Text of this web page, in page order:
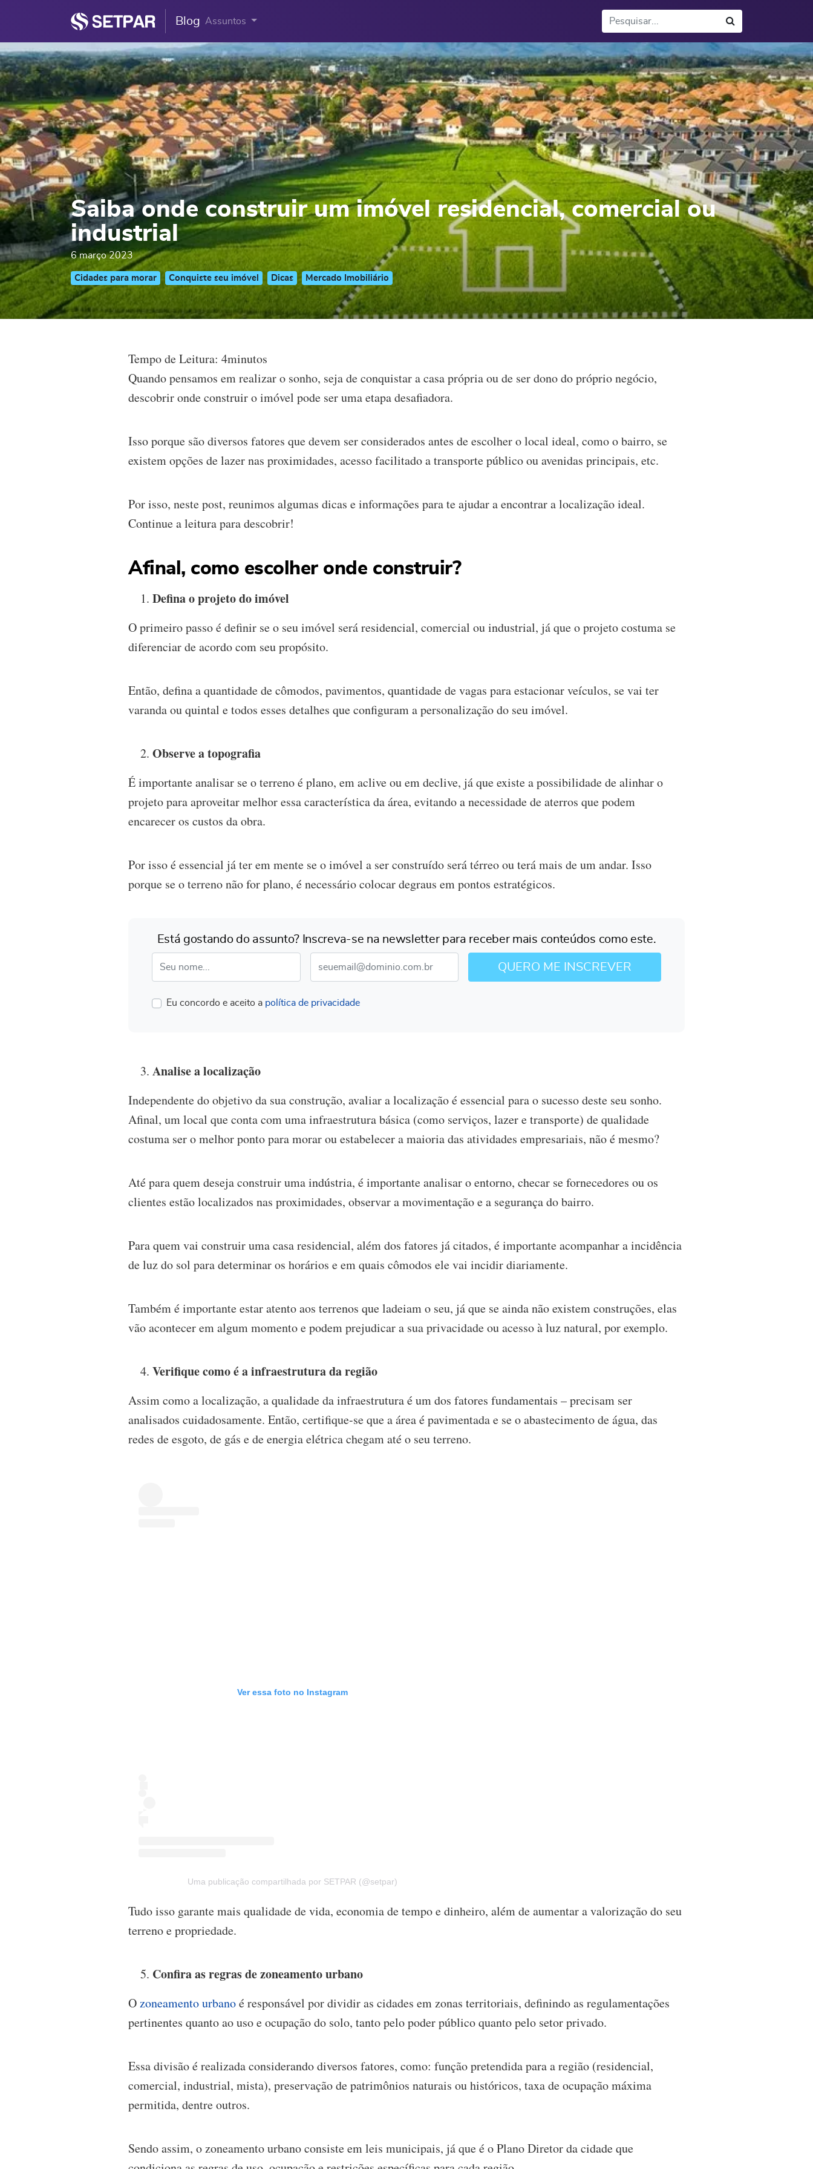
Blog Assuntos
Saiba onde construir um imóvel residencial, comercial ou
industrial
6 março 2023
Cidades para morar Conquiste seu imóvel Dicas Mercado Imobiliário
Tempo de Leitura: 4minutos
Quando pensamos em realizar o sonho, seja de conquistar a casa própria ou de ser dono do próprio negócio,
descobrir onde construir o imóvel pode ser uma etapa desafiadora.
Isso porque são diversos fatores que devem ser considerados antes de escolher o local ideal, como o bairro, se
existem opções de lazer nas proximidades, acesso facilitado a transporte público ou avenidas principais, etc.
Por isso, neste post, reunimos algumas dicas e informações para te ajudar a encontrar a localização ideal.
Continue a leitura para descobrir!
Afinal, como escolher onde construir?
Defina o projeto do imóvel
O primeiro passo é definir se o seu imóvel será residencial, comercial ou industrial, já que o projeto costuma se
diferenciar de acordo com seu propósito.
Então, defina a quantidade de cômodos, pavimentos, quantidade de vagas para estacionar veículos, se vai ter
varanda ou quintal e todos esses detalhes que configuram a personalização do seu imóvel.
Observe a topografia
É importante analisar se o terreno é plano, em aclive ou em declive, já que existe a possibilidade de alinhar o
projeto para aproveitar melhor essa característica da área, evitando a necessidade de aterros que podem
encarecer os custos da obra.
Por isso é essencial já ter em mente se o imóvel a ser construído será térreo ou terá mais de um andar. Isso
porque se o terreno não for plano, é necessário colocar degraus em pontos estratégicos.
Está gostando do assunto? Inscreva-se na newsletter para receber mais conteúdos como este.
Nome completo* QUERO ME INSCREVER
Eu concordo e aceito a política de privacidade
Analise a localização
Independente do objetivo da sua construção, avaliar a localização é essencial para o sucesso deste seu sonho.
Afinal, um local que conta com uma infraestrutura básica (como serviços, lazer e transporte) de qualidade
costuma ser o melhor ponto para morar ou estabelecer a maioria das atividades empresariais, não é mesmo?
Até para quem deseja construir uma indústria, é importante analisar o entorno, checar se fornecedores ou os
clientes estão localizados nas proximidades, observar a movimentação e a segurança do bairro.
Para quem vai construir uma casa residencial, além dos fatores já citados, é importante acompanhar a incidência
de luz do sol para determinar os horários e em quais cômodos ele vai incidir diariamente.
Também é importante estar atento aos terrenos que ladeiam o seu, já que se ainda não existem construções, elas
vão acontecer em algum momento e podem prejudicar a sua privacidade ou acesso à luz natural, por exemplo.
Verifique como é a infraestrutura da região
Assim como a localização, a qualidade da infraestrutura é um dos fatores fundamentais – precisam ser
analisados cuidadosamente. Então, certifique-se que a área é pavimentada e se o abastecimento de água, das
redes de esgoto, de gás e de energia elétrica chegam até o seu terreno.
Ver essa foto no Instagram
Uma publicação compartilhada por SETPAR (@setpar)
Tudo isso garante mais qualidade de vida, economia de tempo e dinheiro, além de aumentar a valorização do seu
terreno e propriedade.
Confira as regras de zoneamento urbano
Ozoneamento urbanoé responsável por dividir as cidades em zonas territoriais, definindo as regulamentações
pertinentes quanto ao uso e ocupação do solo, tanto pelo poder público quanto pelo setor privado.
Essa divisão é realizada considerando diversos fatores, como: função pretendida para a região (residencial,
comercial, industrial, mista), preservação de patrimônios naturais ou históricos, taxa de ocupação máxima
permitida, dentre outros.
Sendo assim, o zoneamento urbano consiste em leis municipais, já que é o Plano Diretor da cidade que